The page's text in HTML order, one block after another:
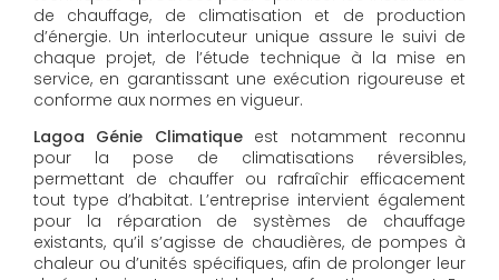
de chauffage, de climatisation et de production
d’énergie. Un interlocuteur unique assure le suivi de
chaque projet, de l’étude technique à la mise en
service, en garantissant une exécution rigoureuse et
conforme aux normes en vigueur.
Lagoa Génie Climatiqueest notamment reconnu
pour la pose de climatisations réversibles,
permettant de chauffer ou rafraîchir efficacement
tout type d’habitat. L’entreprise intervient également
pour la réparation de systèmes de chauffage
existants, qu’il s’agisse de chaudières, de pompes à
chaleur ou d’unités spécifiques, afin de prolonger leur